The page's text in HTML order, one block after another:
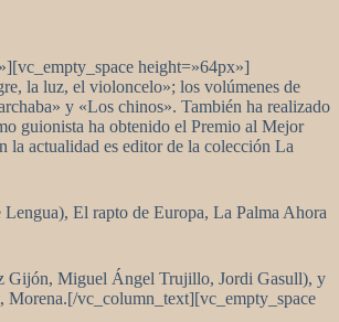
height=»64px»]
la luz, el violoncelo»; los volúmenes de
y «Los chinos». También ha realizado
guionista ha obtenido el Premio al Mejor
actualidad es editor de la colección La
El rapto de Europa, La Palma Ahora
Gijón, Miguel Ángel Trujillo, Jordi Gasull), y
Morena.[/vc_column_text][vc_empty_space